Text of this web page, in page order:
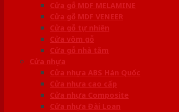
Cửa gỗ MDF MELAMINE
Cửa gỗ MDF VENEER
Cửa gỗ tự nhiên
Cửa vòm gỗ
Cửa gỗ nhà tắm
Cửa nhựa
Cửa nhựa ABS Hàn Quốc
Cửa nhựa cao cấp
Cửa nhựa Composite
Cửa nhựa Đài Loan